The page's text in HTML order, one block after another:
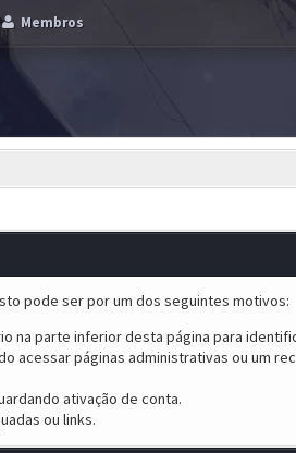
Membros
pode ser por um dos seguintes motivos:
na parte inferior desta página para
acessar páginas administrativas ou um
ativação de conta.
ou links.